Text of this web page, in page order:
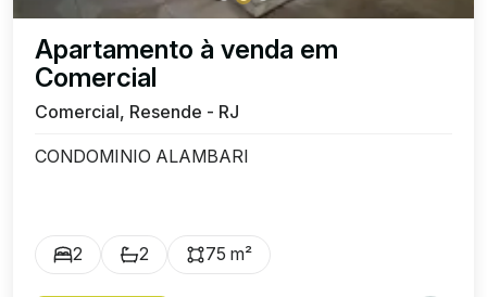
Apartamento à venda em
Comercial
Comercial, Resende - RJ
CONDOMINIO ALAMBARI
2 2 75 m²